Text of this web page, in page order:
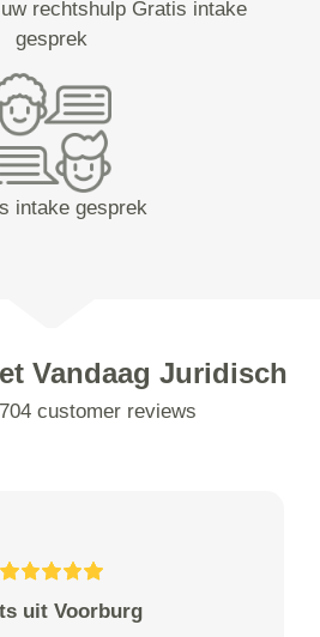
rechtshulp Gratis intake
gesprek
intake gesprek
Vandaag Juridisch
customer reviews
uit Voorburg